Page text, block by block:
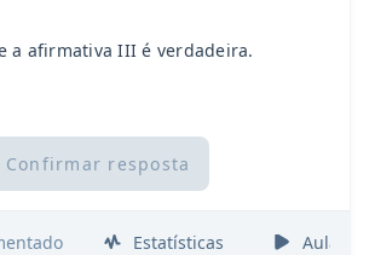
a afirmativa III é verdadeira.
Confirmar resposta
Estatísticas Aulas